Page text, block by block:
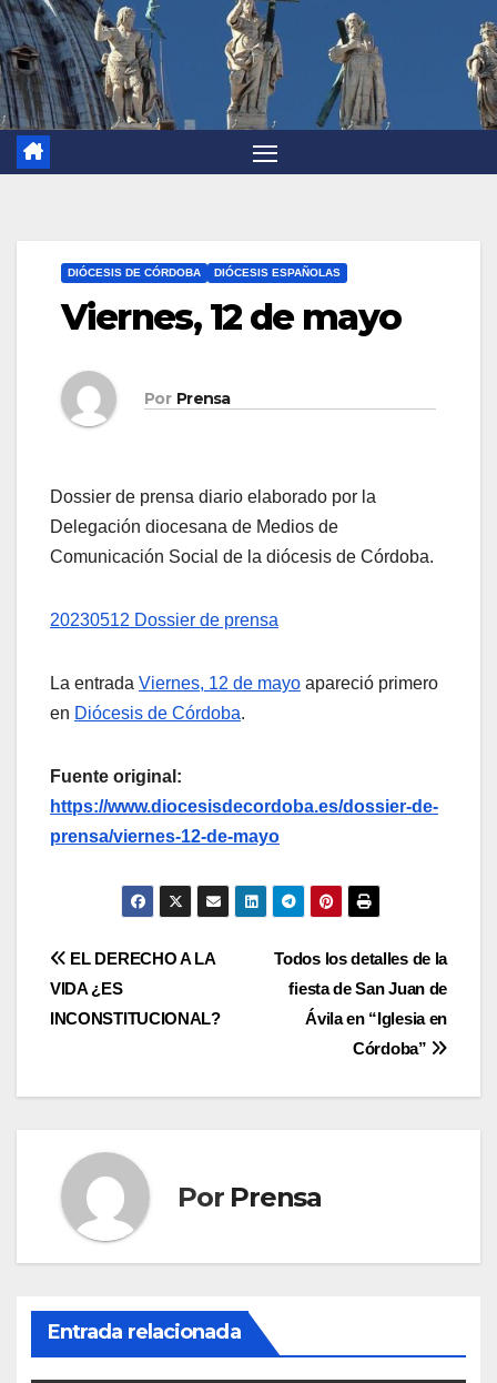
DIÓCESIS DE CÓRDOBA DIÓCESIS ESPAÑOLAS
Viernes, 12 de mayo
Por Prensa
Dossier de prensa diario elaborado por la
Delegación diocesana de Medios de
Comunicación Social de la diócesis de Córdoba.
20230512 Dossier de prensa
La entrada Viernes, 12 de mayo apareció primero
en Diócesis de Córdoba.
Fuente original:
https://www.diocesisdecordoba.es/dossier-de-
prensa/viernes-12-de-mayo
Navegación
de
Todos los detalles de la
fiesta de San Juan de
Ávila en “Iglesia en
Córdoba”
EL DERECHO A LA
VIDA ¿ES
INCONSTITUCIONAL?
Por Prensa
Entrada relacionada